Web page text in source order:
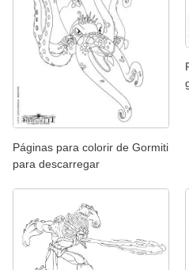
Páginas para colorir de Gormiti
para descarregar